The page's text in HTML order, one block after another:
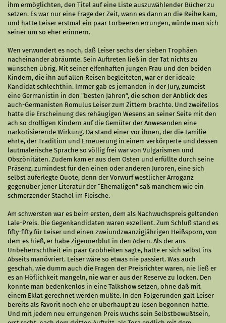
ihm ermöglichten, den Titel auf eine Liste auszuwählender Bücher zu
setzen. Es war nur eine Frage der Zeit, wann es dann an die Reihe kam,
und hatte Leiser erstmal ein paar Lorbeeren errungen, würde man sich
seiner um so eher erinnern.
Wen verwundert es noch, daß Leiser sechs der sieben Trophäen
nacheinander abräumte. Sein Auftreten ließ in der Tat nichts zu
wünschen übrig. Mit seiner elfenhaften jungen Frau und den beiden
Kindern, die ihn auf allen Reisen begleiteten, war er der ideale
Kandidat schlechthin. Immer gab es jemanden in der Jury, zumeist
eine Germanistin in den “besten Jahren”, die schon der Anblick des
auch-Germanisten Romulus Leiser zum Zittern brachte. Und zweifellos
hatte die Erscheinung des rehäugigen Wesens an seiner Seite mit den
ach so drolligen Kindern auf die Gemüter der Anwesenden eine
narkotisierende Wirkung. Da stand einer vor ihnen, der die Familie
ehrte, der Tradition und Erneuerung in einem verkörperte und dessen
lautmalerische Sprache so völlig frei war von Vulgarismen und
Obszönitäten. Zudem kam er aus dem Osten und erfüllte durch seine
Präsenz, zumindest für den einen oder anderen Juroren, eine sich
selbst auferlegte Quote, denn der Vorwurf westlicher Arroganz
gegenüber jener Literatur der “Ehemaligen” saß manchem wie ein
schmerzender Stachel im Fleische.
Am schwersten war es beim ersten, dem als Nachwuchspreis geltenden
Lale-Preis. Die Gegenkandidaten waren exzellent. Zum Schluß stand es
fifty-fifty für Leiser und einen zweiundzwanzigjährigen Heißsporn, von
dem es hieß, er habe Zigeunerblut in den Adern. Als der aus
Unbeherrschtheit ein paar Grobheiten sagte, hatte er sich selbst ins
Abseits manövriert. Leiser wäre so etwas nie passiert. Was auch
geschah, wie dumm auch die Fragen der Preisrichter waren, nie ließ er
es an Höflichkeit mangeln, nie war er aus der Reserve zu locken. Den
konnte man bedenkenlos in eine Talkshow setzen, ohne daß mit
einem Eklat gerechnet werden mußte. In den Folgerunden galt Leiser
bereits als Favorit noch ehe er überhaupt zu lesen begonnen hatte.
Und mit jedem neu errungenen Preis wuchs sein Selbstbewußtsein,